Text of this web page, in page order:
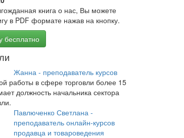
книга о нас, Вы можете
в PDF формате нажав на кнопку.
бесплатно
Жанна - преподаватель курсов
работы в сфере торговли более 15
должность начальника сектора
Павлюченко Светлана -
преподаватель онлайн-курсов
продавца и товароведения